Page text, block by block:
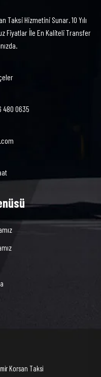
Taksi Hizmetini Sunar. 10 Yılı
Fiyatlar İle En Kaliteli Transfer
480 0635
Korsan Taksi